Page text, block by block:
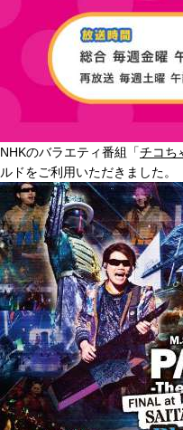
NHKのバラエティ番組「チコち
ルドをご利用いただきました。